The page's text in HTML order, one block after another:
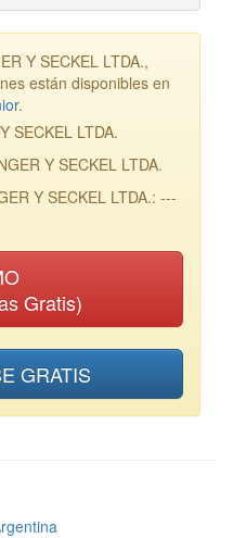
Y SECKEL LTDA.,
están disponibles en
.
SECKEL LTDA.
Y SECKEL LTDA.
Y SECKEL LTDA.: ---
Gratis)
GRATIS